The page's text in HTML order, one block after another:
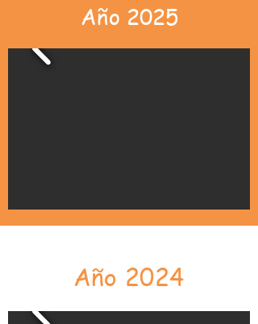
Año 2025
Año 2024